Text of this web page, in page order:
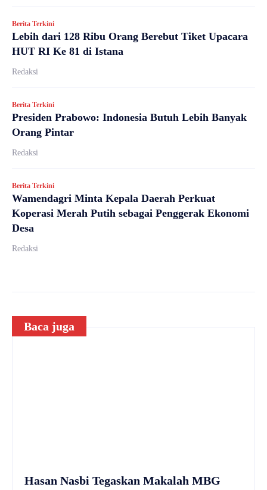
Berita Terkini
Lebih dari 128 Ribu Orang Berebut Tiket Upacara
HUT RI Ke 81 di Istana
Redaksi
Berita Terkini
Presiden Prabowo: Indonesia Butuh Lebih Banyak
Orang Pintar
Redaksi
Berita Terkini
Wamendagri Minta Kepala Daerah Perkuat
Koperasi Merah Putih sebagai Penggerak Ekonomi
Desa
Redaksi
Baca juga
Hasan Nasbi Tegaskan Makalah MBG